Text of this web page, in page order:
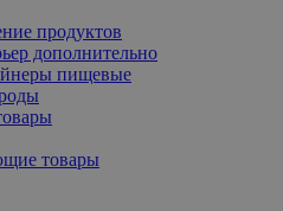
продуктов
дополнительно
пищевые
товары